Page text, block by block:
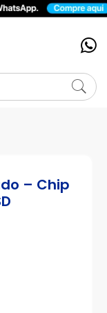
– Chip